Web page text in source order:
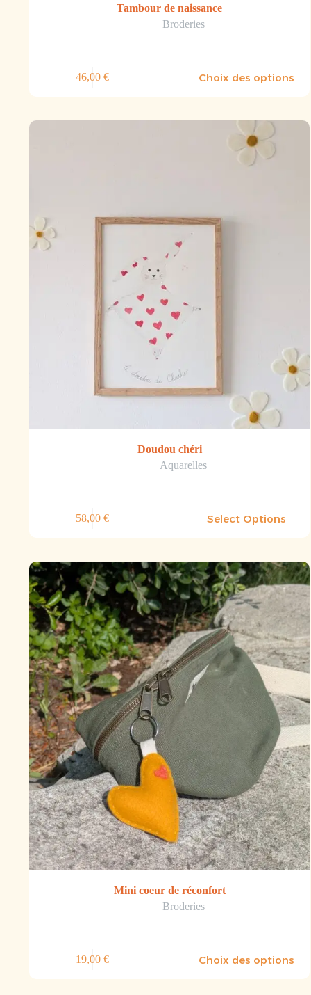
Tambour de naissance
Broderies
46,00 € Choix des options
Doudou chéri
Aquarelles
58,00 € Select Options
Mini coeur de réconfort
Broderies
19,00 € Choix des options